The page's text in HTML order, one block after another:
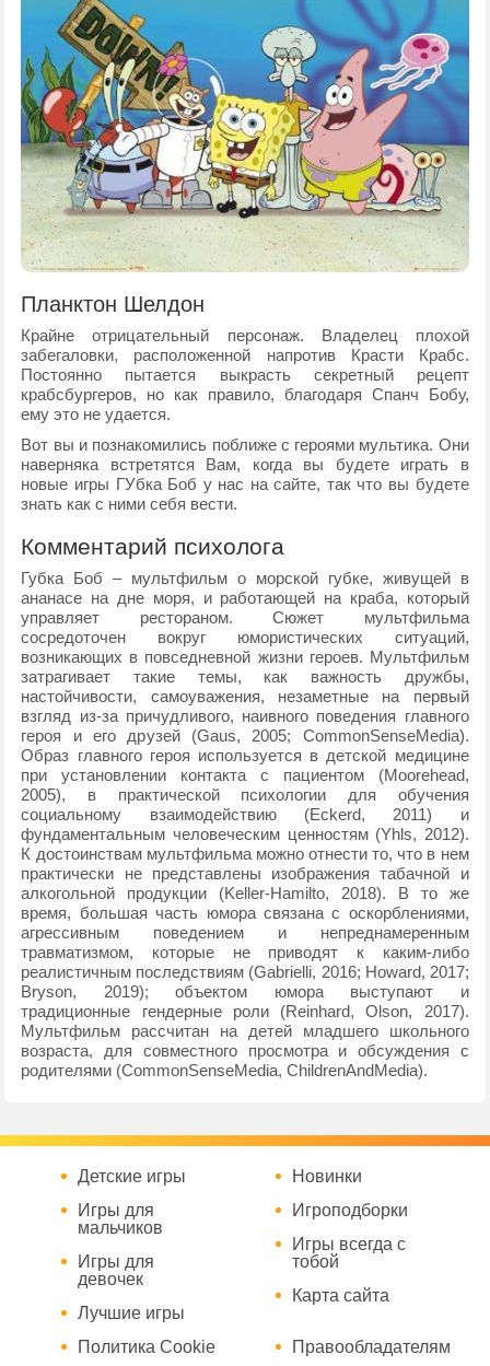
Планктон Шелдон
Крайне отрицательный персонаж. Владелец плохой
забегаловки, расположенной напротив Красти Крабс.
Постоянно пытается выкрасть секретный рецепт
крабсбургеров, но как правило, благодаря Спанч Бобу,
ему это не удается.
Вот вы и познакомились поближе с героями мультика. Они
наверняка встретятся Вам, когда вы будете играть в
новые игры ГУбка Боб у нас на сайте, так что вы будете
знать как с ними себя вести.
Комментарий психолога
Губка Боб – мультфильм о морской губке, живущей в
ананасе на дне моря, и работающей на краба, который
управляет рестораном. Сюжет мультфильма
сосредоточен вокруг юмористических ситуаций,
возникающих в повседневной жизни героев. Мультфильм
затрагивает такие темы, как важность дружбы,
настойчивости, самоуважения, незаметные на первый
взгляд из-за причудливого, наивного поведения главного
героя и его друзей (Gaus, 2005; CommonSenseMedia).
Образ главного героя используется в детской медицине
при установлении контакта с пациентом (Moorehead,
2005), в практической психологии для обучения
социальному взаимодействию (Eckerd, 2011) и
фундаментальным человеческим ценностям (Yhls, 2012).
К достоинствам мультфильма можно отнести то, что в нем
практически не представлены изображения табачной и
алкогольной продукции (Keller-Hamilto, 2018). В то же
время, большая часть юмора связана с оскорблениями,
агрессивным поведением и непреднамеренным
травматизмом, которые не приводят к каким-либо
реалистичным последствиям (Gabrielli, 2016; Howard, 2017;
Bryson, 2019); объектом юмора выступают и
традиционные гендерные роли (Reinhard, Olson, 2017).
Мультфильм рассчитан на детей младшего школьного
возраста, для совместного просмотра и обсуждения с
родителями (CommonSenseMedia, ChildrenAndMedia).
Детские игры
Игры для
мальчиков
Игры для
девочек
Лучшие игры
Новинки
Игроподборки
Игры всегда с
тобой
Карта сайта
Политика Cookie Правообладателям